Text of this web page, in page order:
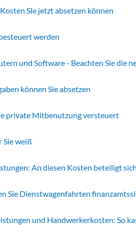
Sie jetzt absetzen können
werden
und Software - Beachten Sie die
können Sie absetzen
private Mitbenutzung versteuert
Sie weiß
An diesen Kosten beteiligt
Sie Dienstwagenfahrten
und Handwerkerkosten: So